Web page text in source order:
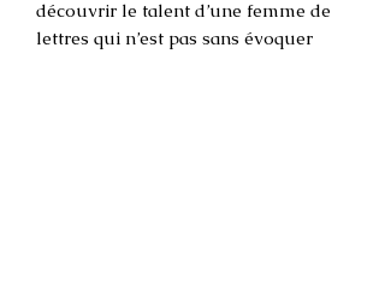
découvrir le talent d’une femme de
lettres qui n’est pas sans évoquer